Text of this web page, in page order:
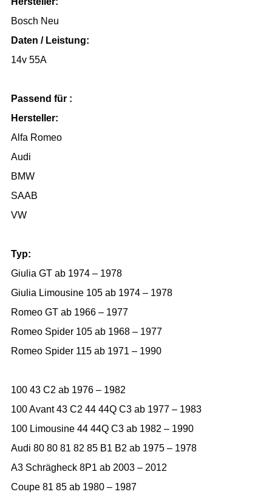
Bosch Neu
Daten / Leistung:
14v 55A
Passend für :
Hersteller:
Alfa Romeo
Audi
BMW
SAAB
VW
Typ:
Giulia GT ab 1974 – 1978
Giulia Limousine 105 ab 1974 – 1978
Romeo GT ab 1966 – 1977
Romeo Spider 105 ab 1968 – 1977
Romeo Spider 115 ab 1971 – 1990
100 43 C2 ab 1976 – 1982
100 Avant 43 C2 44 44Q C3 ab 1977 – 1983
100 Limousine 44 44Q C3 ab 1982 – 1990
Audi 80 80 81 82 85 B1 B2 ab 1975 – 1978
A3 Schrägheck 8P1 ab 2003 – 2012
Coupe 81 85 ab 1980 – 1987